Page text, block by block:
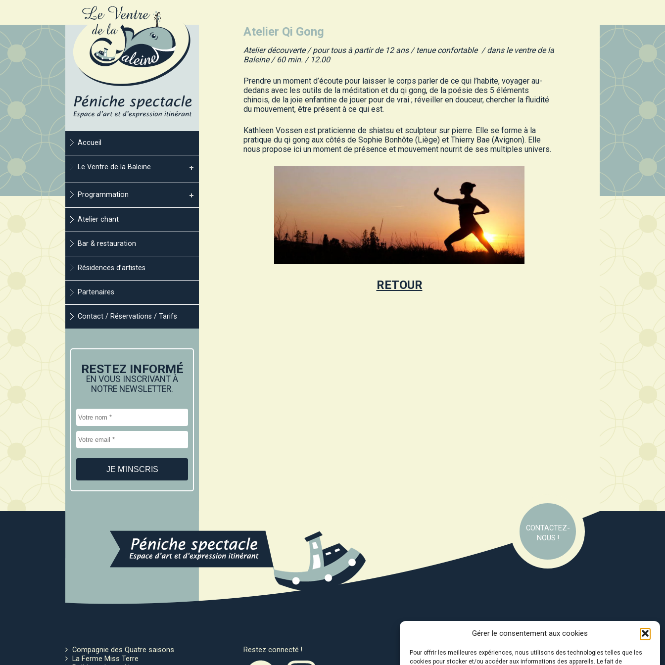
Gérer le consentement aux cookies
Pour offrir les meilleures expériences, nous utilisons des technologies telles que les
cookies pour stocker et/ou accéder aux informations des appareils. Le fait de
Accueil
Le Ventre de la Baleine
Programmation
Atelier chant
Bar & restauration
Résidences d’artistes
Partenaires
Contact / Réservations / Tarifs
RESTEZ INFORMÉ
EN VOUS INSCRIVANT À
NOTRE NEWSLETTER.
Atelier Qi Gong
Atelier découverte / pour tous à partir de 12 ans / tenue confortable / dans le ventre de la
Baleine / 60 min. / 12.00
Prendre un moment d’écoute pour laisser le corps parler de ce qui l’habite, voyager au-
dedans avec les outils de la méditation et du qi gong, de la poésie des 5 éléments
chinois, de la joie enfantine de jouer pour de vrai ; réveiller en douceur, chercher la fluidité
du mouvement, être présent à ce qui est.
Kathleen Vossen est praticienne de shiatsu et sculpteur sur pierre. Elle se forme à la
pratique du qi gong aux côtés de Sophie Bonhôte (Liège) et Thierry Bae (Avignon). Elle
nous propose ici un moment de présence et mouvement nourrit de ses multiples univers.
RETOUR
CONTACTEZ-
NOUS !
Compagnie des Quatre saisons
La Ferme Miss Terre
Restez connecté ! Avec le soutien de :